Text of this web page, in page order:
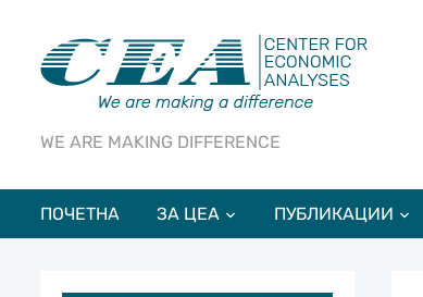
WE ARE MAKING DIFFERENCE
ПОЧЕТНА ЗА ЦЕА ПУБЛИКАЦИИ